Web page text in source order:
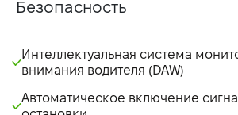
Безопасность
Интеллектуальная система
внимания водителя (DAW)
Автоматическое включение